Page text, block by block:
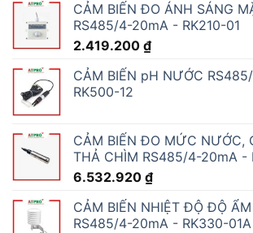
CẢM BIẾN ĐO ÁNH SÁNG
RS485/4-20mA - RK210-01
2.419.200 ₫
CẢM BIẾN pH NƯỚC
RK500-12
CẢM BIẾN ĐO MỨC NƯỚC,
THẢ CHÌM RS485/4-20mA -
6.532.920 ₫
CẢM BIẾN NHIỆT ĐỘ ĐỘ ẨM
RS485/4-20mA - RK330-01A